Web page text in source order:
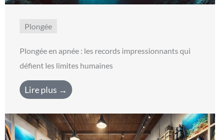
Plongée
Plongée en apnée : les records impressionnants qui
défient les limites humaines
Lire plus →